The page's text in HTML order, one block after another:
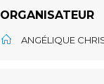
ORGANISATEUR
ANGÉLIQUE